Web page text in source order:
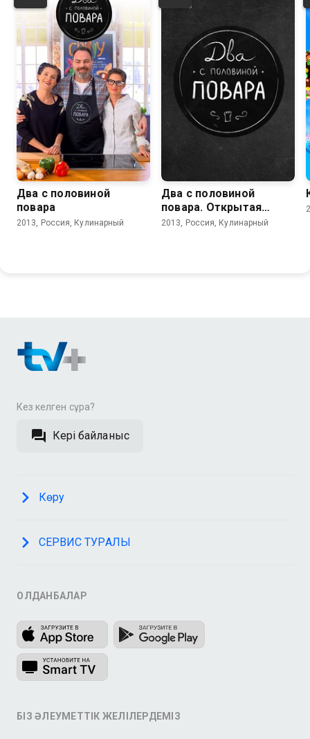
Два с половиной
повара
2013, Россия, Кулинарный
Два с половиной
повара. Открытая
кухня
2013, Россия, Кулинарный
Кез келген сұрақ?
Кері байланыс
Көру
СЕРВИС ТУРАЛЫ
ҚОЛДАНБАЛАР
БІЗ ӘЛЕУМЕТТІК ЖЕЛІЛЕРДЕМІЗ